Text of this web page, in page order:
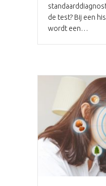
de test? Bij een
wordt een…